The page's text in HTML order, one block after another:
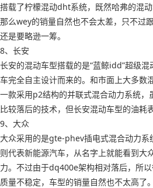
搭载了柠檬混动dht系统，既然哈弗的混动
那么wey的销量自然也不会太差，只不过
还是要略逊一筹。
8、长安
长安的混动车型搭载的是“蓝鲸idd”超级
车完全自主设计而来的。和市面上大多数
一款采用p2结构的并联式混合动力系统
比较落后的技术，但长安混动车型的油耗
9、大众
大众采用的是gte-phev插电式混合动力系
则代表新能源汽车，从名字上就能看到大
力。不过由于dq400e架构相对落后，所
质量不稳定，车型的销量自然也不太高了。